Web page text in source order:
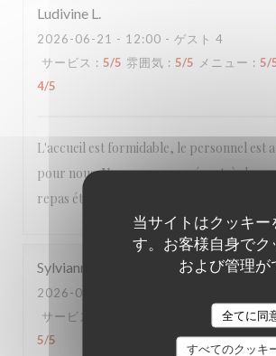
当サイトはクッキー
す。お客様自身でク
および管理が
全てに同
すべてのクッキ
Ludivine L
2026-06-21 - 12:00 - ゲスト 4
サービス : 5/5 雰囲気 : 5/5 メニュー : 5/
4/5
L'accueil est formidable, le personnel est
pour nous. Nous avons passé un très bon
repas était excellent. Nous reviendrons
Sylvianne
2026-06-21
サービス
メニュー: 5/
5/5